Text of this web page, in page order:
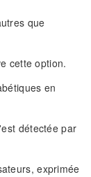
que
cette option.
en
détectée par
exprimée